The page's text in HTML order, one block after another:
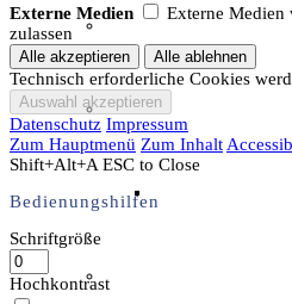
Unser Team &
Sachsenhof-Zentrum
Wissenswertes
Externe Medien
Externe Medien
zulassen
Technisch erforderliche Cookies
Datenschutz Impressum
Zum Hauptmenü Zum Inhalt
Shift+Alt+A ESC to Close
Bedienungshilfen
Schriftgröße
Hochkontrast